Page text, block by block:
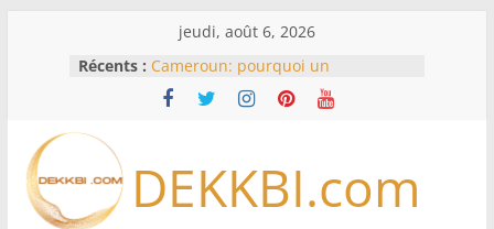
jeudi, août 6, 2026
Récents : Cameroun: pourquoi un
remaniement au sommet de
l’armée alors que Paul Biya est hors
logiciels écrits par l’IA, dominé par
Anthropic et OpenAI
DEKKBI.com